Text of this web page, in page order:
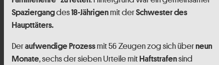
Spaziergangdes18-Jährigenmit derSchwester des
Haupttäters.
Deraufwendige Prozessmit 56 Zeugen zog sich überneun
Monate, sechs der sieben Urteile mitHaftstrafensind